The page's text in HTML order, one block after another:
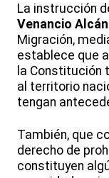
La instrucción
Venancio
Migración,
establece que
la Constitución
al territorio
tengan
También, que
derecho de
constituyen